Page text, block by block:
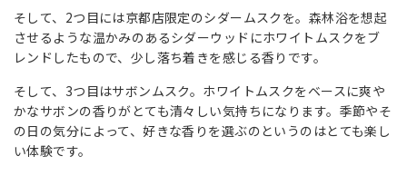
そして、2つ目には京都店限定のシダームスクを。森林浴を想起
させるような温かみのあるシダーウッドにホワイトムスクをブ
レンドしたもので、少し落ち着きを感じる香りです。
そして、3つ目はサボンムスク。ホワイトムスクをベースに爽や
かなサボンの香りがとても清々しい気持ちになります。季節やそ
の日の気分によって、好きな香りを選ぶのというのはとても楽し
い体験です。